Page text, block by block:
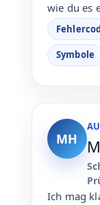
wie du es
Symbole
MH
Ich mag